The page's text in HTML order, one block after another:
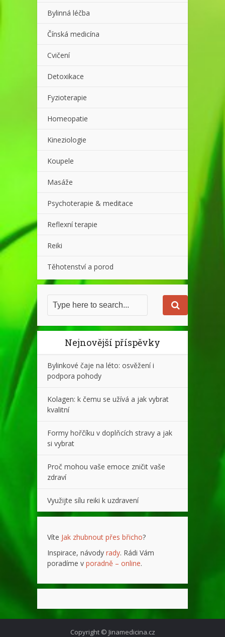
Bylinná léčba
Čínská medicína
Cvičení
Detoxikace
Fyzioterapie
Homeopatie
Kineziologie
Koupele
Masáže
Psychoterapie & meditace
Reflexní terapie
Reiki
Těhotenství a porod
Nejnovější příspěvky
Bylinkové čaje na léto: osvěžení i
podpora pohody
Kolagen: k čemu se užívá a jak vybrat
kvalitní
Formy hořčíku v doplňcích stravy a jak
si vybrat
Proč mohou vaše emoce zničit vaše
zdraví
Využijte sílu reiki k uzdravení
Víte Jak zhubnout přes břicho?
Inspirace, návody rady. Rádi Vám
poradíme v poradně – online.
Copyright © Jinamedicina.cz